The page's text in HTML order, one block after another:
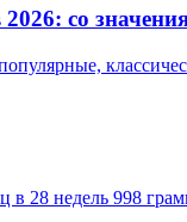
со
в 28 недель 998